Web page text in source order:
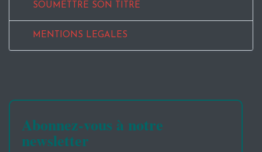
SOUMETTRE SON TITRE
MENTIONS LEGALES
Abonnez-vous à notre
newsletter